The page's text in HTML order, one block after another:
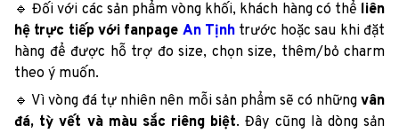
🔹 Đối với các sản phẩm vòng khối, khách hàng có thể liên
hệ trực tiếp với fanpage An Tịnhtrước hoặc sau khi đặt
hàng để được hỗ trợ đo size, chọn size, thêm/bỏ charm
theo ý muốn.
🔹 Vì vòng đá tự nhiên nên mỗi sản phẩm sẽ có nhữngvân
đá, tỳ vết và màu sắc riêng biệt. Đây cũng là dòng sản